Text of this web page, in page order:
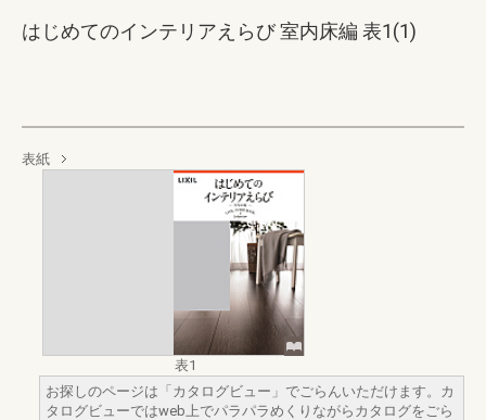
はじめてのインテリアえらび 室内床編 表1(1)
表紙
表1
お探しのページは「カタログビュー」でごらんいただけます。カ
タログビューではweb上でパラパラめくりながらカタログをごら